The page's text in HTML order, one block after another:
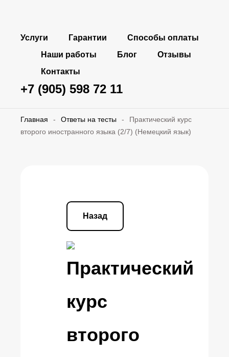
Услуги Гарантии
Способы оплаты
Наши работы
Блог
Отзывы
Контакты
+7 (905) 598 72 11
Главная - Ответы на тесты -
Практический курс
второго иностранного языка (2/7) (Немецкий язык)
Назад
Практический
курс
второго